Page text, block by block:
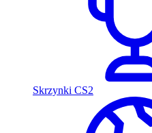
Skrzynki CS2